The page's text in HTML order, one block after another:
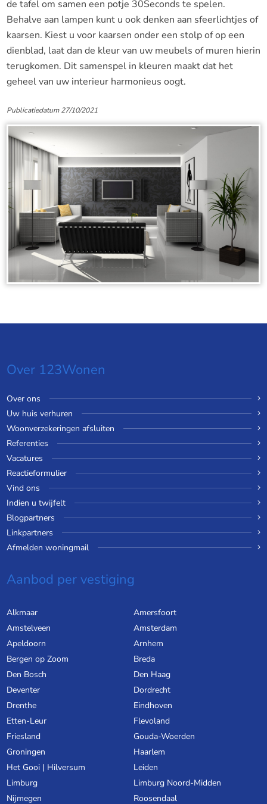
de tafel om samen een potje 30Seconds te spelen.
Behalve aan lampen kunt u ook denken aan sfeerlichtjes of
kaarsen. Kiest u voor kaarsen onder een stolp of op een
dienblad, laat dan de kleur van uw meubels of muren hierin
terugkomen. Dit samenspel in kleuren maakt dat het
geheel van uw interieur harmonieus oogt.
Publicatiedatum 27/10/2021
Over 123Wonen
Over ons
Uw huis verhuren
Woonverzekeringen afsluiten
Referenties
Vacatures
Reactieformulier
Vind ons
Indien u twijfelt
Blogpartners
Linkpartners
Afmelden woningmail
Aanbod per vestiging
Alkmaar
Amersfoort
Amstelveen
Amsterdam
Apeldoorn
Arnhem
Bergen op Zoom
Breda
Den Bosch
Den Haag
Deventer
Dordrecht
Drenthe
Eindhoven
Etten-Leur
Flevoland
Friesland
Gouda-Woerden
Groningen
Haarlem
Het Gooi | Hilversum
Leiden
Limburg
Limburg Noord-Midden
Nijmegen
Roosendaal